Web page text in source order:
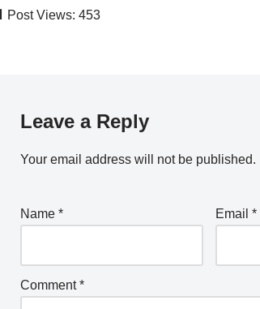
Post Views: 453
Leave a Reply
Your email address will not be published.
Name * Email *
Comment*